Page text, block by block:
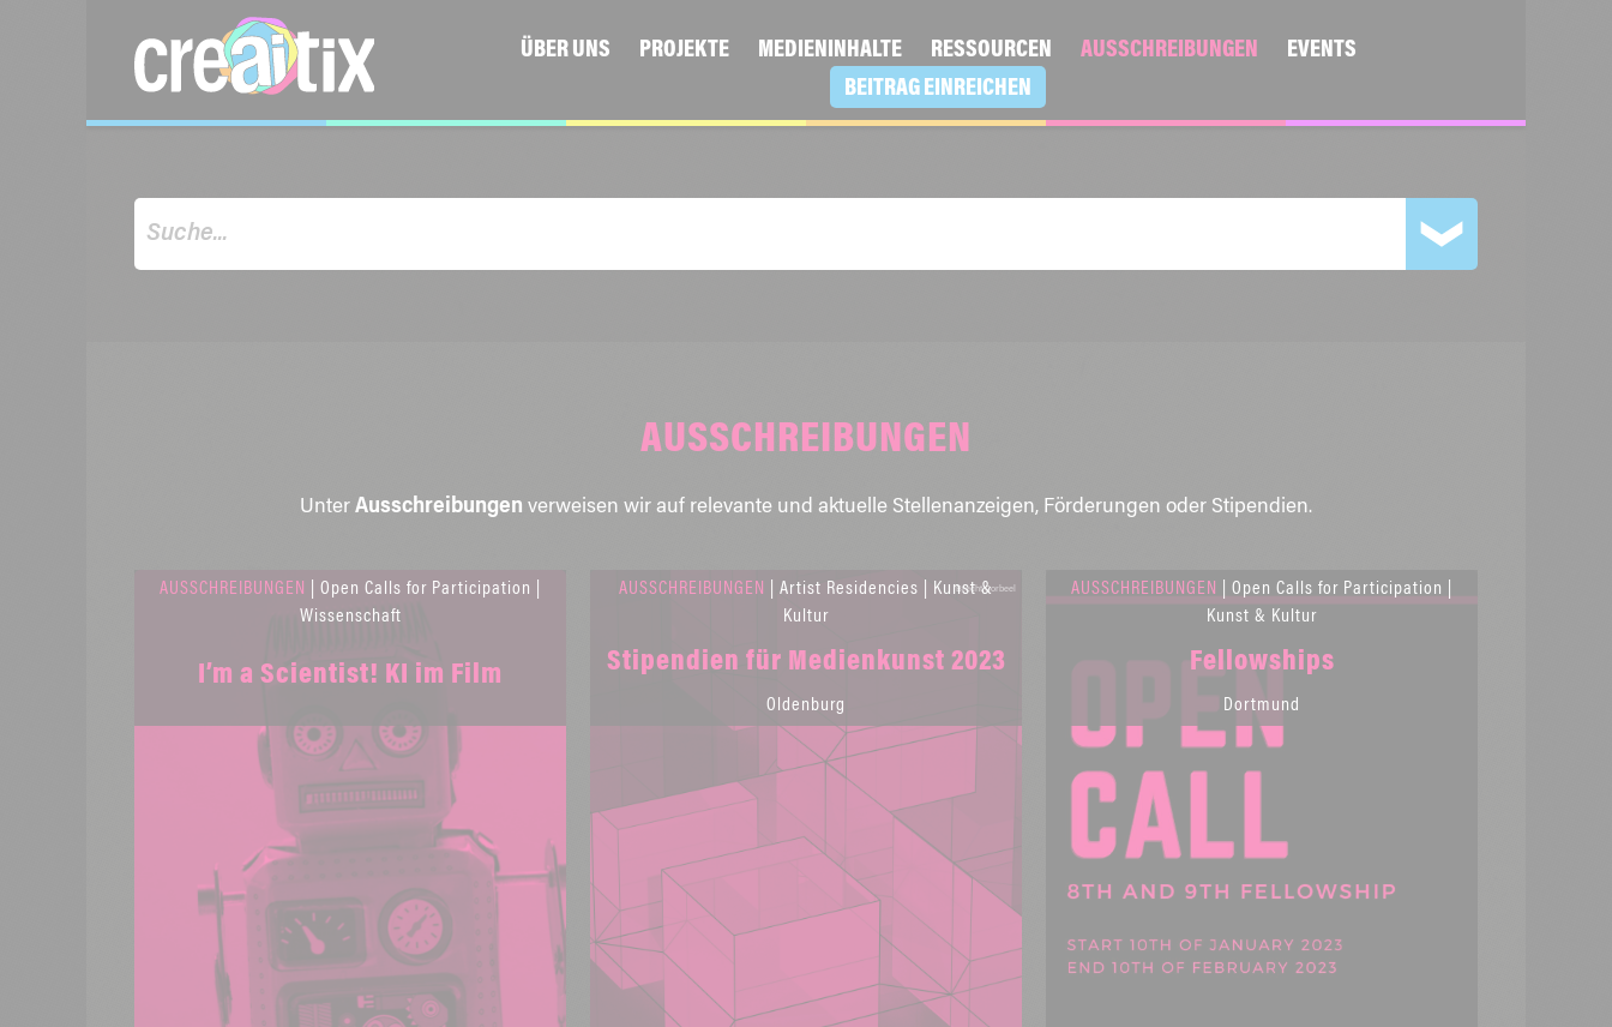
ÜBER UNS PROJEKTE MEDIENINHALTE RESSOURCEN AUSSCHREIBUNGEN
EVENTS
BEITRAG EINREICHEN
AUSSCHREIBUNGEN
Unter Ausschreibungen verweisen wir auf relevante und aktuelle Stellenanzeigen, Förderungen oder Stipendien.
AUSSCHREIBUNGEN
| Open Calls for Participation |
Wissenschaft
I’m a Scientist! KI im Film
Brecht Corbeel
AUSSCHREIBUNGEN
| Artist Residencies | Kunst &
Kultur
Stipendien für Medienkunst 2023
Oldenburg
AUSSCHREIBUNGEN
| Open Calls for Participation |
Kunst & Kultur
Fellowships
Dortmund